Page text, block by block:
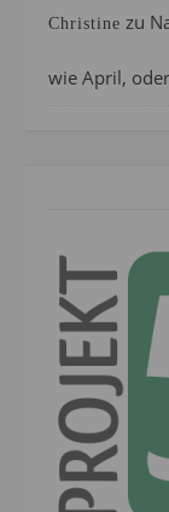
Christine zu
wie April,